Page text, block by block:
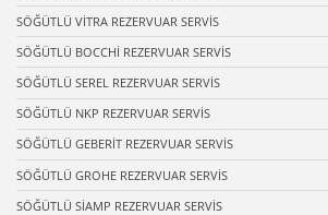
SÖĞÜTLÜ VİTRA REZERVUAR SERVİS
SÖĞÜTLÜ BOCCHİ REZERVUAR SERVİS
SÖĞÜTLÜ SEREL REZERVUAR SERVİS
SÖĞÜTLÜ NKP REZERVUAR SERVİS
SÖĞÜTLÜ GEBERİT REZERVUAR SERVİS
SÖĞÜTLÜ GROHE REZERVUAR SERVİS
SÖĞÜTLÜ SİAMP REZERVUAR SERVİS